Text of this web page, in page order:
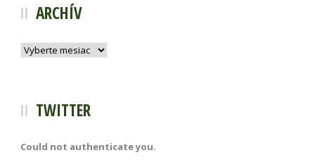
ARCHÍV
Archív
TWITTER
Could not authenticate you.